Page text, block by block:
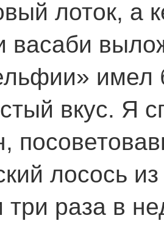
лоток, а
васаби
имел
вкус. Я
лосось
три раза в